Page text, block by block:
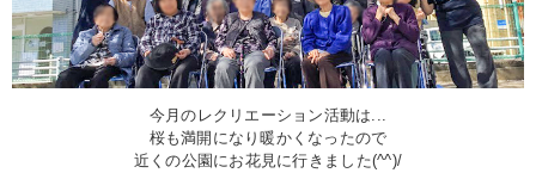
今月のレクリエーション活動は...
桜も満開になり暖かくなったので
近くの公園にお花見に行きました(^^)/